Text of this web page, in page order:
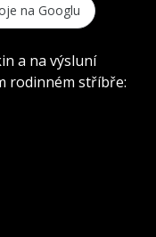
na Googlu
a na výsluní
rodinném stříbře: